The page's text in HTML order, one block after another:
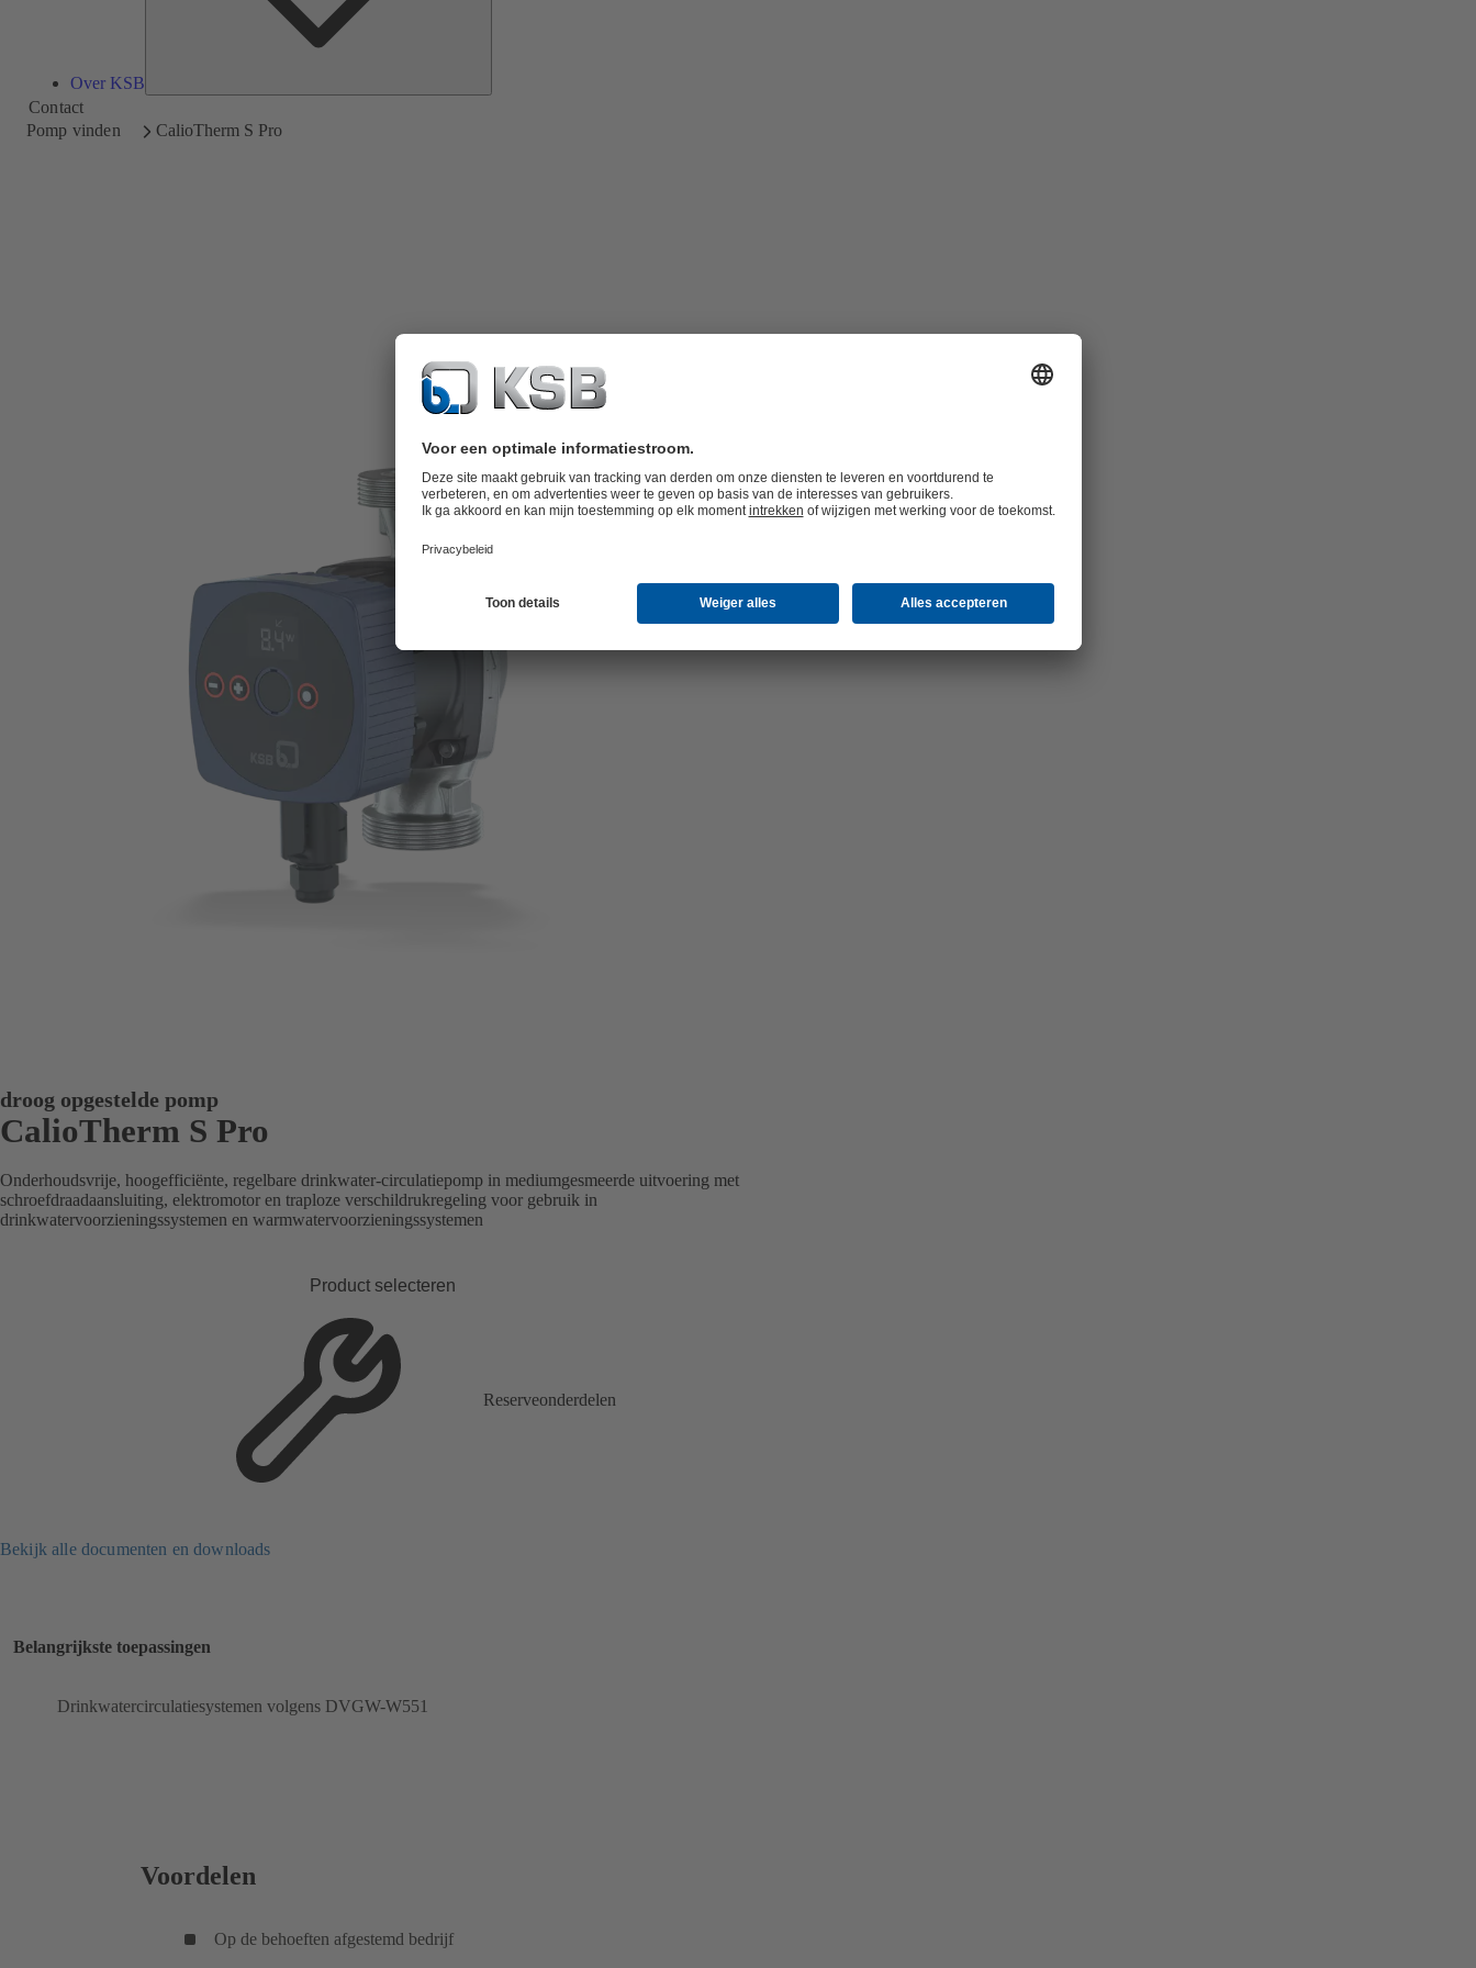
Over KSB
Contact
Pomp vinden
CalioTherm S Pro
droog opgestelde pomp
CalioTherm S Pro
Onderhoudsvrije, hoogefficiënte, regelbare drinkwater-circulatiepomp in mediumgesmeerde uitvoering met
schroefdraadaansluiting, elektromotor en traploze verschildrukregeling voor gebruik in
drinkwatervoorzieningssystemen en warmwatervoorzieningssystemen
Product selecteren
Reserveonderdelen
Bekijk alle documenten en downloads
Belangrijkste toepassingen
Drinkwatercirculatiesystemen volgens DVGW-W551
Voordelen
Op de behoeften afgestemd bedrijf